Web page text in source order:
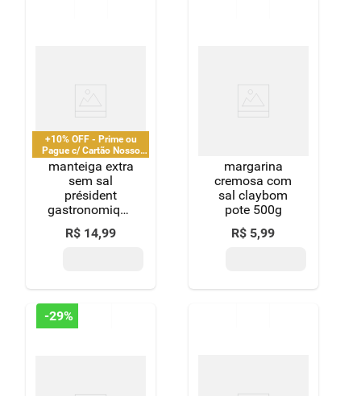
+10% OFF - Prime ou
Pague c/ Cartão Nosso
Pay
manteiga extra
sem sal
président
gastronomique
200g
R$ 14,99
margarina
cremosa com
sal claybom
pote 500g
R$ 5,99
-29%